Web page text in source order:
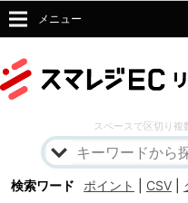
スペースで区切り
検索ワード ポイント CSV
メニュー